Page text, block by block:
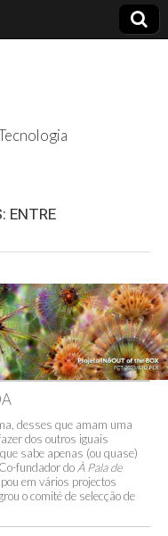
ENTRE
desses que amam uma
dos outros iguais
sabe apenas (ou quase)
fundador do À Pala de
em vários projectos
o comité de selecção de